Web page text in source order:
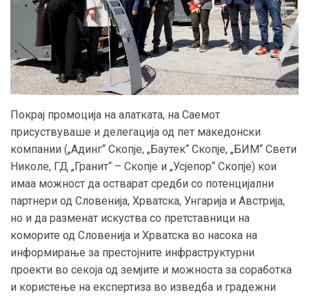
Покрај промоција на алатката, на Саемот
присуствуваше и делегација од пет македонски
компании („Адинг“ Скопје, „Баутек“ Скопје, „БИМ“ Свети
Николе, ГД „Гранит“ – Скопје и „Усјепор“ Скопје) кои
имаа можност да остварат средби со потенцијални
партнери од Словенија, Хрватска, Унгарија и Австрија,
но и да разменат искуства со претставници на
коморите од Словенија и Хрватска во насока на
информирање за престојните инфраструктурни
проекти во секоја од земјите и можноста за соработка
и користење на експертиза во изведба и градежни